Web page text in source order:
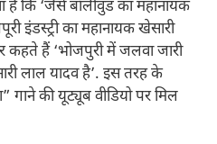
कि ‘जैसे बॉलीवुड का महानायक
इंडस्ट्री का महानायक खेसारी
कहते हैं ‘भोजपुरी में जलवा जारी
लाल यादव है’. इस तरह के
गाने की यूट्यूब वीडियो पर मिल